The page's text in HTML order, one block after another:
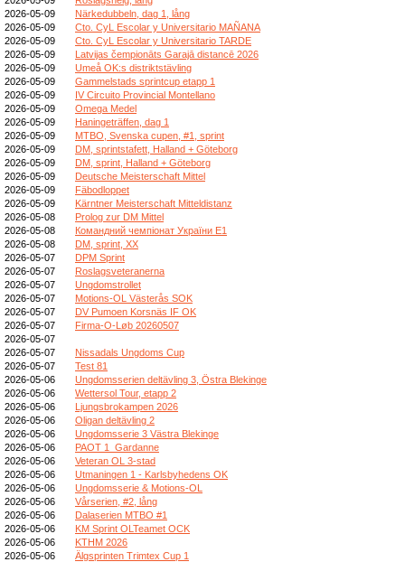
2026-05-09
Närkedubbeln, dag 1, lång
2026-05-09
Cto. CyL Escolar y Universitario MAÑANA
2026-05-09
Cto. CyL Escolar y Universitario TARDE
2026-05-09
Latvijas čempionāts Garajā distancē 2026
2026-05-09
Umeå OK:s distriktstävling
2026-05-09
Gammelstads sprintcup etapp 1
2026-05-09
IV Circuito Provincial Montellano
2026-05-09
Omega Medel
2026-05-09
Haningeträffen, dag 1
2026-05-09
MTBO, Svenska cupen, #1, sprint
2026-05-09
DM, sprintstafett, Halland + Göteborg
2026-05-09
DM, sprint, Halland + Göteborg
2026-05-09
Deutsche Meisterschaft Mittel
2026-05-09
Fäbodloppet
2026-05-09
Kärntner Meisterschaft Mitteldistanz
2026-05-08
Prolog zur DM Mittel
2026-05-08
Командний чемпіонат України E1
2026-05-08
DM, sprint, XX
2026-05-07
DPM Sprint
2026-05-07
Roslagsveteranerna
2026-05-07
Ungdomstrollet
2026-05-07
Motions-OL Västerås SOK
2026-05-07
DV Pumoen Korsnäs IF OK
2026-05-07
Firma-O-Løb 20260507
2026-05-07
2026-05-07
Nissadals Ungdoms Cup
2026-05-07
Test 81
2026-05-06
Ungdomsserien deltävling 3, Östra Blekinge
2026-05-06
Wettersol Tour, etapp 2
2026-05-06
Ljungsbrokampen 2026
2026-05-06
Oligan deltävling 2
2026-05-06
Ungdomsserie 3 Västra Blekinge
2026-05-06
PAOT 1_Gardanne
2026-05-06
Veteran OL 3-stad
2026-05-06
Utmaningen 1 - Karlsbyhedens OK
2026-05-06
Ungdomsserie & Motions-OL
2026-05-06
Vårserien, #2, lång
2026-05-06
Dalaserien MTBO #1
2026-05-06
KM Sprint OLTeamet OCK
2026-05-06
KTHM 2026
2026-05-06
Älgsprinten Trimtex Cup 1